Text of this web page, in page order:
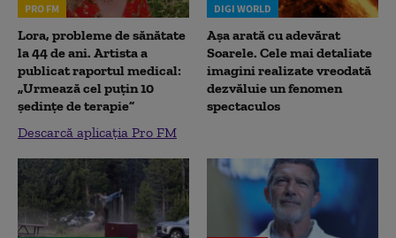
PRO FM
Lora, probleme de sănătate
la 44 de ani. Artista a
publicat raportul medical:
„Urmează cel puțin 10
ședințe de terapie”
Descarcă aplicația Pro FM
DIGI WORLD
Așa arată cu adevărat
Soarele. Cele mai detaliate
imagini realizate vreodată
dezvăluie un fenomen
spectaculos